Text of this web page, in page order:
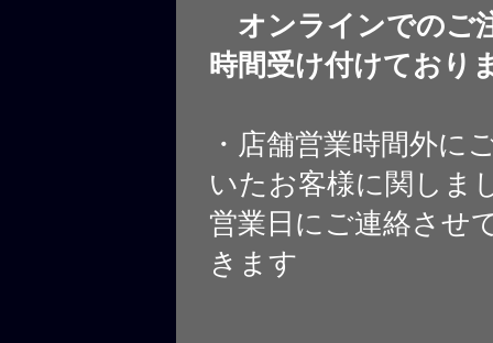
オンラインでのご
時間受け付けており
・店舗営業時間外に
いたお客様に関しま
営業日にご連絡させ
きます